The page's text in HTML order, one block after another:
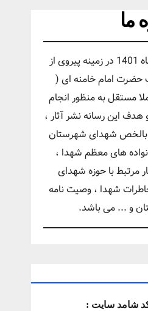
ما
رسانه کمیل مدیا در بهمن ماه 1401 در زمینه پیروی از
حضرت امام خامنه ای (
مستقل به منظور انجام
این رسانه نشر آثار ،
بالخص شهدای شهرستان
های معظم شهدا ،
مرتبط با حوزه شهدای
شهدا ، وصیت نامه
و ... می باشد.
شامد سایت :